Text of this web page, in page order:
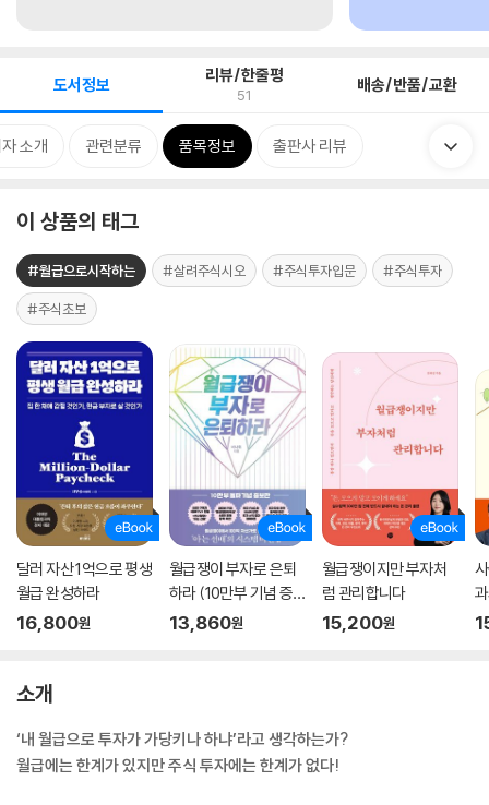
도서정보 리뷰/한줄평
51 배송/반품/교환
소개 관련분류 품목정보 출판사 리뷰
이 상품의 태그
#월급으로시작하는 #살려주식시오 #주식투자입문 #주식투자
#주식초보
달러 자산 1억으로 평생
월급 완성하라
16,800원
월급쟁이 부자로 은퇴
하라 (10만부 기념 증
보판)
13,860원
월급쟁이지만 부자처
럼 관리합니다
15,200원
소개
‘내 월급으로 투자가 가당키나 하냐’라고 생각하는가?
월급에는 한계가 있지만 주식 투자에는 한계가 없다!